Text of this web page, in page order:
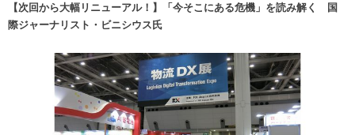
【次回から大幅リニューアル！】「今そこにある危機」を読み解く 国
際ジャーナリスト・ビニシウス氏